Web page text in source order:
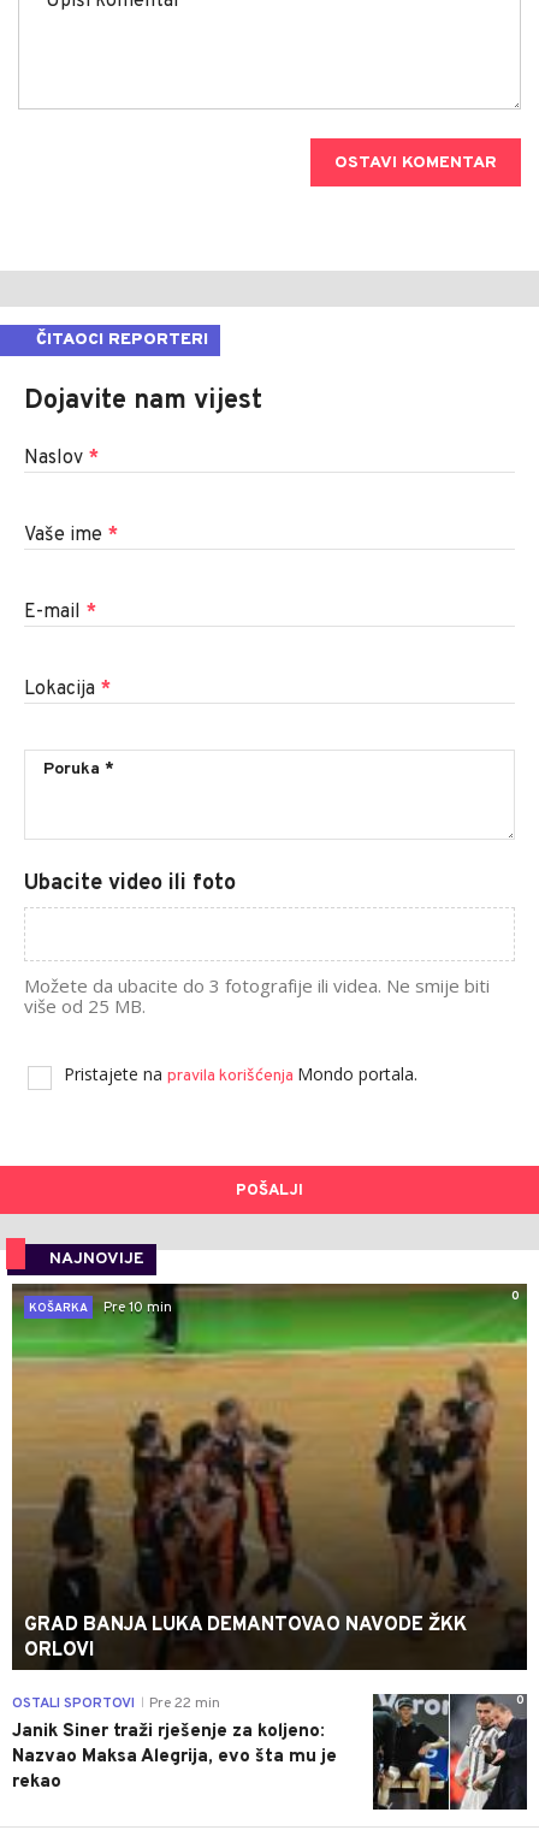
OSTAVI KOMENTAR
ČITAOCI REPORTERI
Dojavite nam vijest
Naslov *
Vaše ime *
E-mail *
Lokacija *
Ubacite video ili foto
Možete da ubacite do 3 fotografije ili videa. Ne smije biti
više od 25 MB.
Pristajete na pravila korišćenja Mondo portala.
POŠALJI
NAJNOVIJE
0
KOŠARKA
Pre 10 min
GRAD BANJA LUKA DEMANTOVAO NAVODE ŽKK
ORLOVI
0
OSTALI SPORTOVI Pre 22 min
Janik Siner traži rješenje za koljeno:
Nazvao Maksa Alegrija, evo šta mu je
rekao